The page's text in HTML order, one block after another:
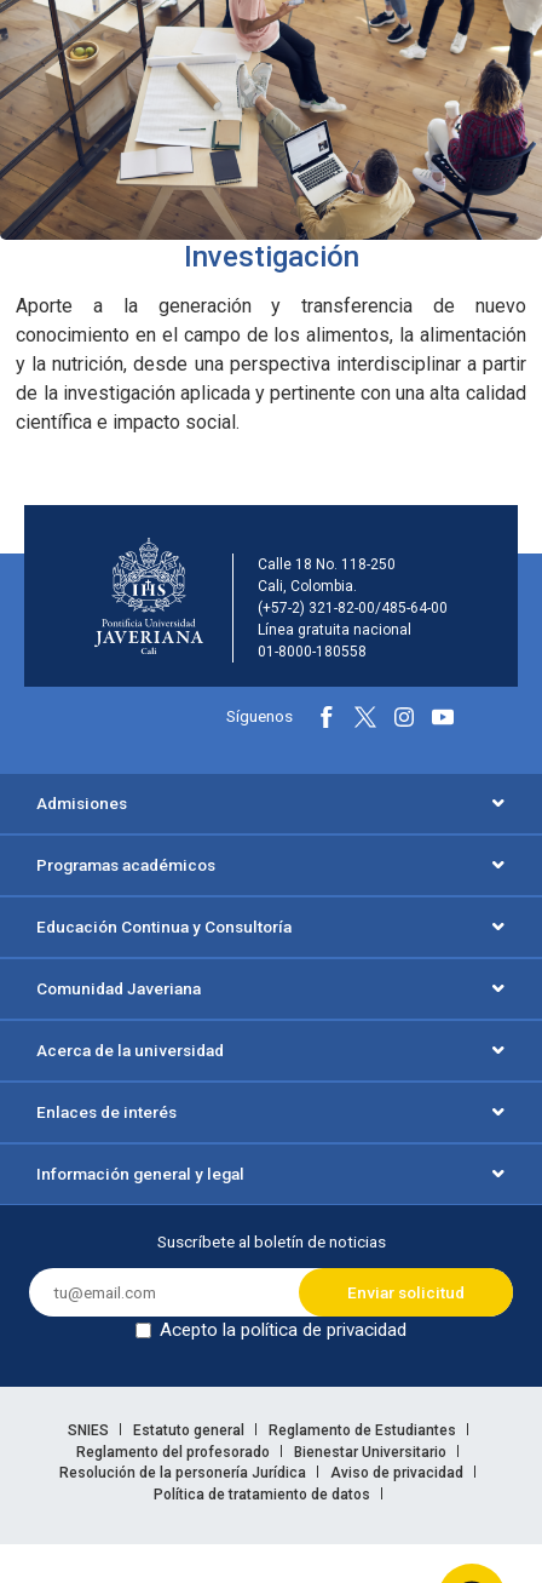
Investigación
Aporte a la generación y transferencia de nuevo
conocimiento en el campo de los alimentos, la alimentación
y la nutrición, desde una perspectiva interdisciplinar a partir
de la investigación aplicada y pertinente con una alta calidad
científica e impacto social.
Información de la
Calle 18 No. 118-250
Cali, Colombia.
(+57-2) 321-82-00/485-64-00
Línea gratuita nacional
01-8000-180558
Información y redes sociales
Síguenos
Menú principal del footer
Admisiones
Programas académicos
Educación Continua y Consultoría
Comunidad Javeriana
Acerca de la universidad
Enlaces de interés
Información general y legal
Suscríbete al boletín de noticias
Acepto la política de privacidad
Enlaces legales
SNIES Estatuto general
Reglamento de Estudiantes
Reglamento del profesorado
Bienestar Universitario
Resolución de la personería Jurídica
Aviso de privacidad
Política de tratamiento de datos